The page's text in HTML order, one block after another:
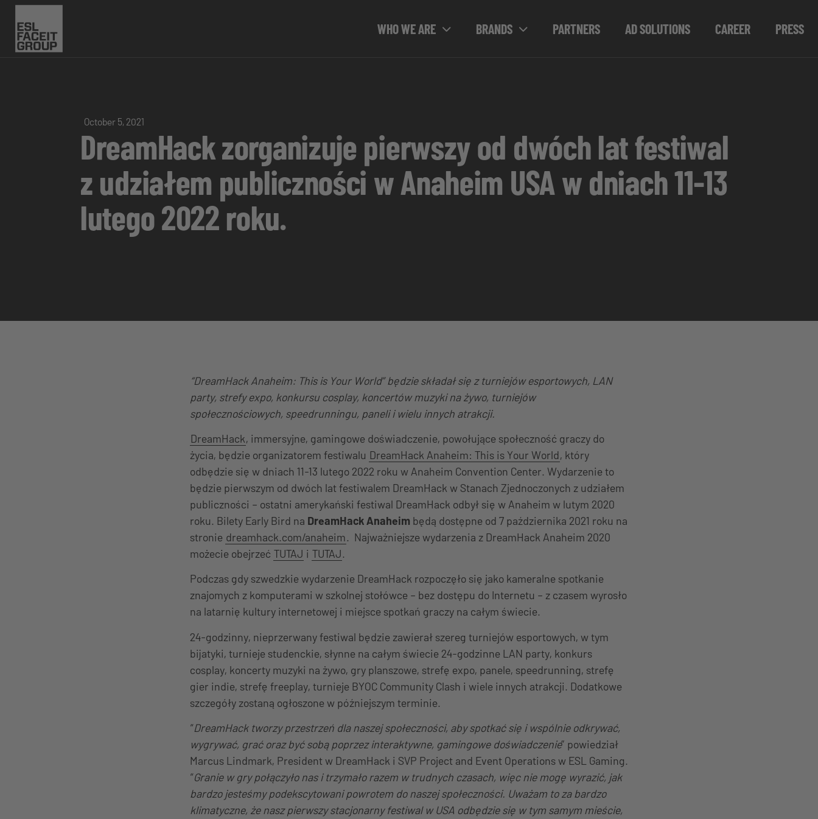
WHO WE ARE BRANDS PARTNERS AD SOLUTIONS CAREER PRESS
October 5, 2021
DreamHack zorganizuje pierwszy od dwóch lat festiwal
z udziałem publiczności w Anaheim USA w dniach 11-13
lutego 2022 roku.
“DreamHack Anaheim: This is Your World” będzie składał się z turniejów esportowych, LAN
party, strefy expo, konkursu cosplay, koncertów muzyki na żywo, turniejów
społecznościowych, speedrunningu, paneli i wielu innych atrakcji.
DreamHack, immersyjne, gamingowe doświadczenie, powołujące społeczność graczy do
życia, będzie organizatorem festiwalu DreamHack Anaheim: This is Your World, który
odbędzie się w dniach 11-13 lutego 2022 roku w Anaheim Convention Center. Wydarzenie to
będzie pierwszym od dwóch lat festiwalem DreamHack w Stanach Zjednoczonych z udziałem
publiczności – ostatni amerykański festiwal DreamHack odbył się w Anaheim w lutym 2020
roku. Bilety Early Bird na DreamHack Anaheim będą dostępne od 7 października 2021 roku na
stronie dreamhack.com/anaheim. Najważniejsze wydarzenia z DreamHack Anaheim 2020
możecie obejrzeć TUTAJ i TUTAJ.
Podczas gdy szwedzkie wydarzenie DreamHack rozpoczęło się jako kameralne spotkanie
znajomych z komputerami w szkolnej stołówce – bez dostępu do Internetu – z czasem wyrosło
na latarnię kultury internetowej i miejsce spotkań graczy na całym świecie.
24-godzinny, nieprzerwany festiwal będzie zawierał szereg turniejów esportowych, w tym
bijatyki, turnieje studenckie, słynne na całym świecie 24-godzinne LAN party, konkurs
cosplay, koncerty muzyki na żywo, gry planszowe, strefę expo, panele, speedrunning, strefę
gier indie, strefę freeplay, turnieje BYOC Community Clash i wiele innych atrakcji. Dodatkowe
szczegóły zostaną ogłoszone w późniejszym terminie.
“DreamHack tworzy przestrzeń dla naszej społeczności, aby spotkać się i wspólnie odkrywać,
wygrywać, grać oraz być sobą poprzez interaktywne, gamingowe doświadczenie” powiedział
Marcus Lindmark, President w DreamHack i SVP Project and Event Operations w ESL Gaming.
“Granie w gry połączyło nas i trzymało razem w trudnych czasach, więc nie mogę wyrazić, jak
bardzo jesteśmy podekscytowani powrotem do naszej społeczności. Uważam to za bardzo
klimatyczne, że nasz pierwszy stacjonarny festiwal w USA odbędzie się w tym samym mieście,